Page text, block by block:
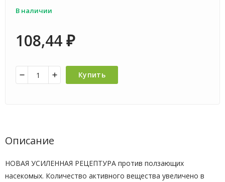
В наличии
108,44 ₽
Купить
Описание
НОВАЯ УСИЛЕННАЯ РЕЦЕПТУРА против ползающих
насекомых. Количество активного вещества увеличено в